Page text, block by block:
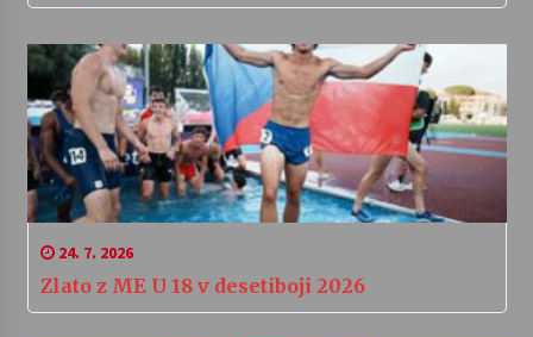
24. 7. 2026
Zlato z ME U 18 v desetiboji 2026